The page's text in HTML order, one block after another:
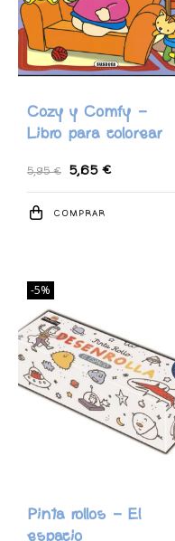
Cozy y Comfy -
Libro para colorear
5,95 € 5,65 €
COMPRAR
-5%
Pinta rollos - El
espacio